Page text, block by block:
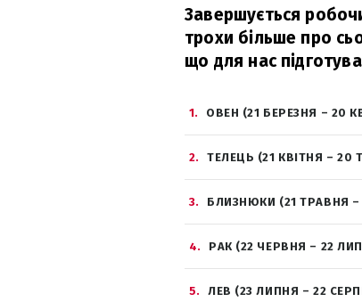
Завершується
трохи більше про
що для нас
1 ОВЕН (21 БЕРЕЗНЯ – 20
2 ТЕЛЕЦЬ (21 КВІТНЯ – 20
3 БЛИЗНЮКИ (21 ТРАВНЯ –
4 РАК (22 ЧЕРВНЯ – 22
5 ЛЕВ (23 ЛИПНЯ – 22